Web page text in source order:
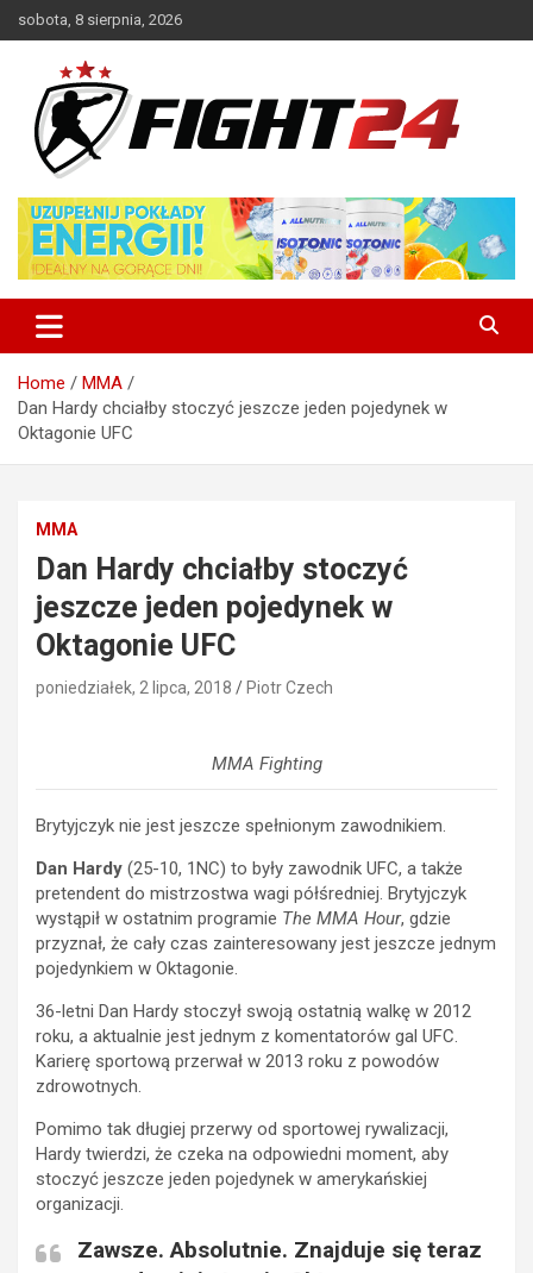
to
sobota, 8 sierpnia, 2026
FIGHT24.PL – MMA i K-1, UFC
Home
MMA
Dan Hardy chciałby stoczyć jeszcze jeden pojedynek w
Oktagonie UFC
MMA
Dan Hardy chciałby stoczyć
jeszcze jeden pojedynek w
Oktagonie UFC
poniedziałek, 2 lipca, 2018 Piotr Czech
MMA Fighting
Brytyjczyk nie jest jeszcze spełnionym zawodnikiem.
Dan Hardy (25-10, 1NC) to były zawodnik UFC, a także
pretendent do mistrzostwa wagi półśredniej. Brytyjczyk
wystąpił w ostatnim programie The MMA Hour, gdzie
przyznał, że cały czas zainteresowany jest jeszcze jednym
pojedynkiem w Oktagonie.
36-letni Dan Hardy stoczył swoją ostatnią walkę w 2012
roku, a aktualnie jest jednym z komentatorów gal UFC.
Karierę sportową przerwał w 2013 roku z powodów
zdrowotnych.
Pomimo tak długiej przerwy od sportowej rywalizacji,
Hardy twierdzi, że czeka na odpowiedni moment, aby
stoczyć jeszcze jeden pojedynek w amerykańskiej
organizacji.
Zawsze. Absolutnie. Znajduje się teraz